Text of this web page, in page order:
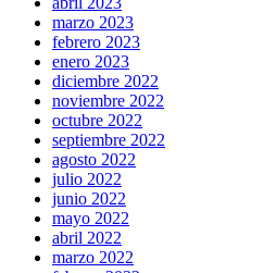
marzo 2023
febrero 2023
enero 2023
diciembre 2022
noviembre 2022
octubre 2022
septiembre 2022
agosto 2022
julio 2022
junio 2022
mayo 2022
abril 2022
marzo 2022